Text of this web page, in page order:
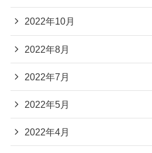
2022年10月
2022年8月
2022年7月
2022年5月
2022年4月